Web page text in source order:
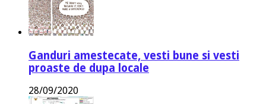
Ganduri amestecate, vesti bune si vesti
proaste de dupa locale
28/09/2020